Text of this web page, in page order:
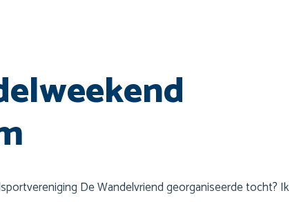
De Wandelvriend georganiseerde tocht? Ik